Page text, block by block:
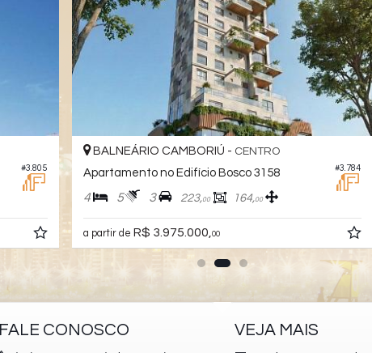
#3.805 #3.784
BALNEÁRIO CAMBORIÚ -CENTRO
Apartamento no Edifício Bosco 3158
5 3 223, 00 164, 00
a partir deR$ 3.975.000,00
FALE CONOSCO VEJA MAIS